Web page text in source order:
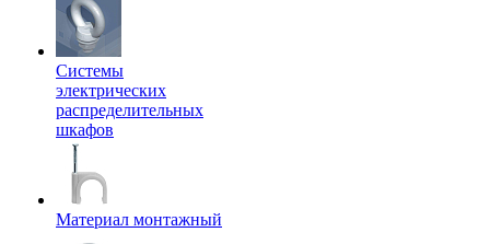
Системы
электрических
распределительных
шкафов
Материал монтажный